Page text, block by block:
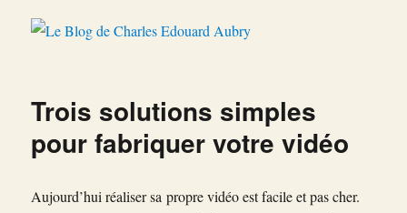
Trois solutions simples
pour fabriquer votre vidéo
Aujourd’hui réaliser sa propre vidéo est facile et pas cher.